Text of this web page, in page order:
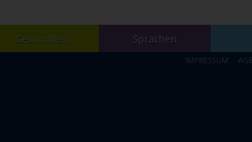
Gesundheit Sprachen
IMPRESSUM AGB